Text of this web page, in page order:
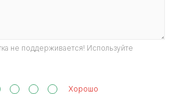
не поддерживается! Используйте
Хорошо